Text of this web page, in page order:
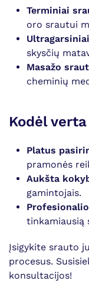
Terminiai
oro srautui
skysčių
Masažo
cheminių
Kodėl
Platus
pramonės
Aukšta
gamintojais.
tinkamiausią
Įsigykite srauto
procesus.
konsultacijos!